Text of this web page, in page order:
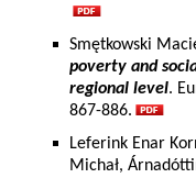
Smętkowski
poverty and
regional level.
867-886.
Leferink Enar
Michał,